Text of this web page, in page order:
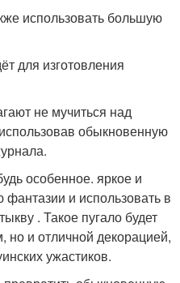
использовать большую
для изготовления
не мучиться над
обыкновенную
особенное. яркое и
и использовать в
. Такое пугало будет
но и отличной декорацией,
ужастиков.